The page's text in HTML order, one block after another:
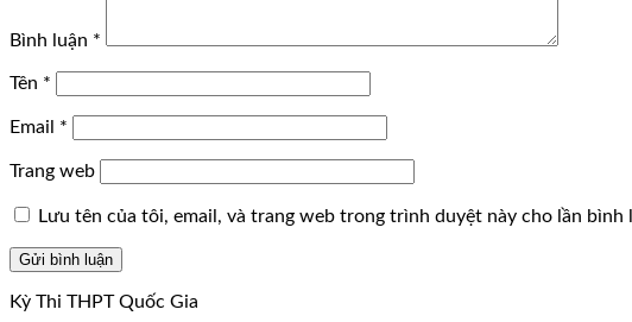
Bình luận *
Tên *
Email *
Trang web
Lưu tên của tôi, email, và trang web trong trình duyệt này cho lần bình
Kỳ Thi THPT Quốc Gia